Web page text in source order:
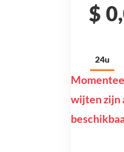
$
24u
wijten zijn